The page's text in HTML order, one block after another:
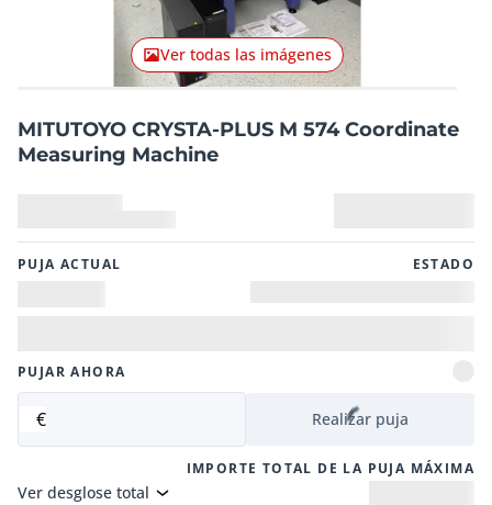
Ver todas las imágenes
MITUTOYO CRYSTA-PLUS M 574 Coordinate
Measuring Machine
PUJA ACTUAL ESTADO
PUJAR AHORA
€ Realizar puja
IMPORTE TOTAL DE LA PUJA MÁXIMA
Ver desglose total